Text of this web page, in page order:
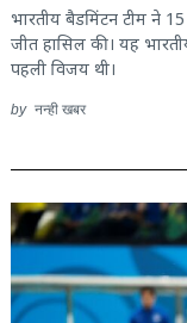
भारतीय बैडमिंटन टीम ने
जीत हासिल की। यह
पहली विजय थी।
by नन्ही खबर